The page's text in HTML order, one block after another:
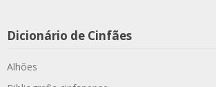
Dicionário de Cinfães
Alhões